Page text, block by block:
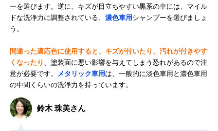
ーを選びます。逆に、キズが目立ちやすい黒系の車には、マイル
ドな洗浄力に調整されている、 濃色車用シャンプーを選びましょ
う。
間違った適応色に使用すると、キズが付いたり、汚れが付きやす
くなったり
、塗装面に悪い影響を与えてしまう恐れがあるので注
意が必要です。
メタリック車用は、一般的に淡色車用と濃色車用
の中間くらいの洗浄力を持っています。
鈴木 珠美さん